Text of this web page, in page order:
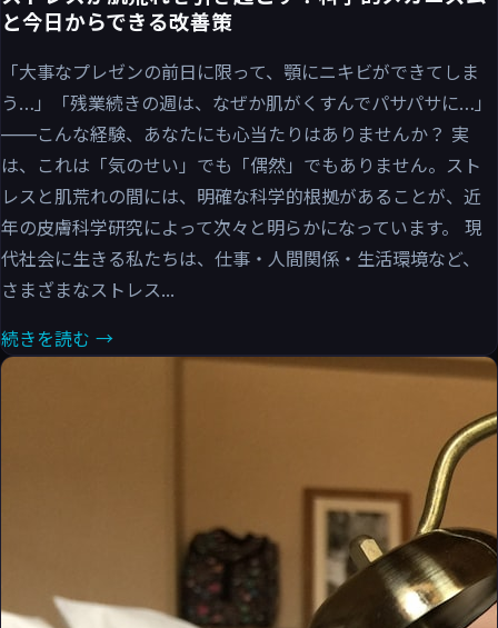
と今日からできる改善策
「大事なプレゼンの前日に限って、顎にニキビができてしま
う…」「残業続きの週は、なぜか肌がくすんでパサパサに…」
——こんな経験、あなたにも心当たりはありませんか？ 実
は、これは「気のせい」でも「偶然」でもありません。スト
レスと肌荒れの間には、明確な科学的根拠があることが、近
年の皮膚科学研究によって次々と明らかになっています。 現
代社会に生きる私たちは、仕事・人間関係・生活環境など、
さまざまなストレス...
続きを読む →